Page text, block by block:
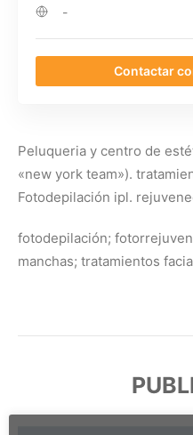
-
Contactar
Peluqueria y centro de
«new york team»).
Fotodepilación ipl.
fotodepilación;
manchas; tratamientos